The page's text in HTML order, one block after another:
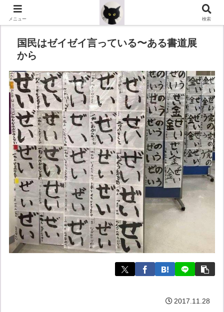
国民はゼイゼイ言っている〜ある書道展
から
2017.11.28
メニュー 検索